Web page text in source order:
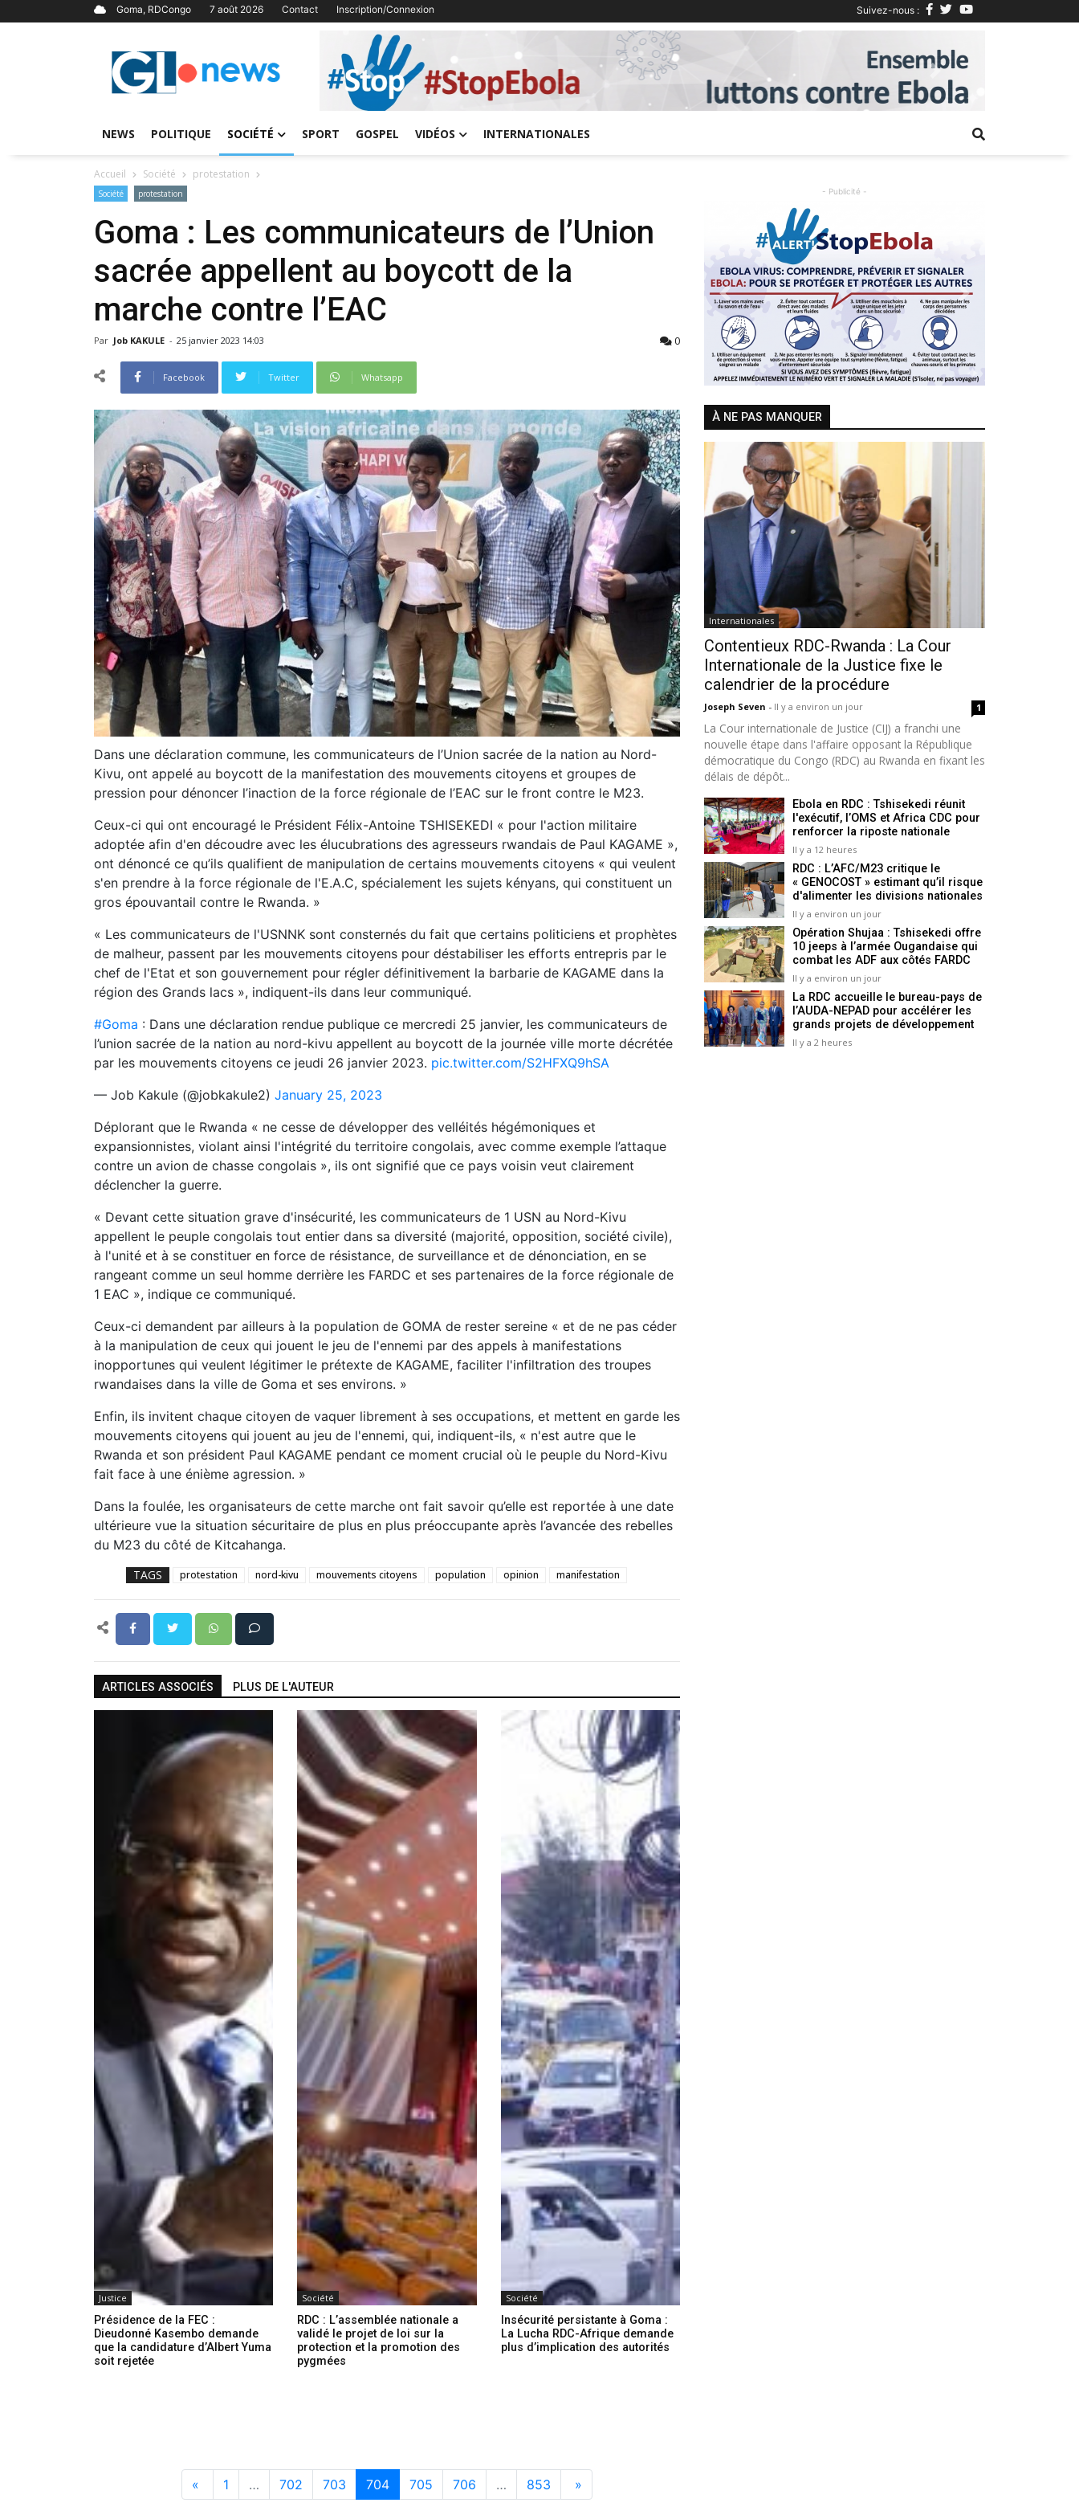
Goma, RDCongo 7 août 2026 Contact Inscription/Connexion Suivez-nous :
Previous Next
NEWS POLITIQUE SOCIÉTÉ SPORT GOSPEL VIDÉOS INTERNATIONALES
Accueil Société protestation
Société protestation
Goma : Les communicateurs de l’Union
sacrée appellent au boycott de la
marche contre l’EAC
Par Job KAKULE - 25 janvier 2023 14:03 0
Facebook Twitter Whatsapp
Dans une déclaration commune, les communicateurs de l’Union sacrée de la nation au Nord-
Kivu, ont appelé au boycott de la manifestation des mouvements citoyens et groupes de
pression pour dénoncer l’inaction de la force régionale de l’EAC sur le front contre le M23.
Ceux-ci qui ont encouragé le Président Félix-Antoine TSHISEKEDI « pour l'action militaire
adoptée afin d'en découdre avec les élucubrations des agresseurs rwandais de Paul KAGAME »,
ont dénoncé ce qu’ils qualifient de manipulation de certains mouvements citoyens « qui veulent
s'en prendre à la force régionale de l'E.A.C, spécialement les sujets kényans, qui constituent un
gros épouvantail contre le Rwanda. »
« Les communicateurs de l'USNNK sont consternés du fait que certains politiciens et prophètes
de malheur, passent par les mouvements citoyens pour déstabiliser les efforts entrepris par le
chef de l'Etat et son gouvernement pour régler définitivement la barbarie de KAGAME dans la
région des Grands lacs », indiquent-ils dans leur communiqué.
#Goma : Dans une déclaration rendue publique ce mercredi 25 janvier, les communicateurs de
l’union sacrée de la nation au nord-kivu appellent au boycott de la journée ville morte décrétée
par les mouvements citoyens ce jeudi 26 janvier 2023. pic.twitter.com/S2HFXQ9hSA
— Job Kakule (@jobkakule2) January 25, 2023
Déplorant que le Rwanda « ne cesse de développer des velléités hégémoniques et
expansionnistes, violant ainsi l'intégrité du territoire congolais, avec comme exemple l’attaque
contre un avion de chasse congolais », ils ont signifié que ce pays voisin veut clairement
déclencher la guerre.
« Devant cette situation grave d'insécurité, les communicateurs de 1 USN au Nord-Kivu
appellent le peuple congolais tout entier dans sa diversité (majorité, opposition, société civile),
à l'unité et à se constituer en force de résistance, de surveillance et de dénonciation, en se
rangeant comme un seul homme derrière les FARDC et ses partenaires de la force régionale de
1 EAC », indique ce communiqué.
Ceux-ci demandent par ailleurs à la population de GOMA de rester sereine « et de ne pas céder
à la manipulation de ceux qui jouent le jeu de l'ennemi par des appels à manifestations
inopportunes qui veulent légitimer le prétexte de KAGAME, faciliter l'infiltration des troupes
rwandaises dans la ville de Goma et ses environs. »
Enfin, ils invitent chaque citoyen de vaquer librement à ses occupations, et mettent en garde les
mouvements citoyens qui jouent au jeu de l'ennemi, qui, indiquent-ils, « n'est autre que le
Rwanda et son président Paul KAGAME pendant ce moment crucial où le peuple du Nord-Kivu
fait face à une énième agression. »
Dans la foulée, les organisateurs de cette marche ont fait savoir qu’elle est reportée à une date
ultérieure vue la situation sécuritaire de plus en plus préoccupante après l’avancée des rebelles
du M23 du côté de Kitcahanga.
TAGS protestation nord-kivu mouvements citoyens population opinion manifestation
ARTICLES ASSOCIÉS PLUS DE L'AUTEUR
Justice
Présidence de la FEC :
Dieudonné Kasembo demande
que la candidature d’Albert Yuma
soit rejetée
Société
RDC : L’assemblée nationale a
validé le projet de loi sur la
protection et la promotion des
pygmées
Société
Insécurité persistante à Goma :
La Lucha RDC-Afrique demande
plus d’implication des autorités
« 1 … 702 703 704 705 706 … 853 »
- Publicité -
Previous Next
À NE PAS MANQUER
Internationales
Contentieux RDC-Rwanda : La Cour
Internationale de la Justice fixe le
calendrier de la procédure
Joseph Seven - Il y a environ un jour 1
La Cour internationale de Justice (CIJ) a franchi une
nouvelle étape dans l'affaire opposant la République
démocratique du Congo (RDC) au Rwanda en fixant les
délais de dépôt...
Ebola en RDC : Tshisekedi réunit
l'exécutif, l’OMS et Africa CDC pour
renforcer la riposte nationale
Il y a 12 heures
RDC : L’AFC/M23 critique le
« GENOCOST » estimant qu’il risque
d'alimenter les divisions nationales
Il y a environ un jour
Opération Shujaa : Tshisekedi offre
10 jeeps à l’armée Ougandaise qui
combat les ADF aux côtés FARDC
Il y a environ un jour
La RDC accueille le bureau-pays de
l’AUDA-NEPAD pour accélérer les
grands projets de développement
Il y a 2 heures